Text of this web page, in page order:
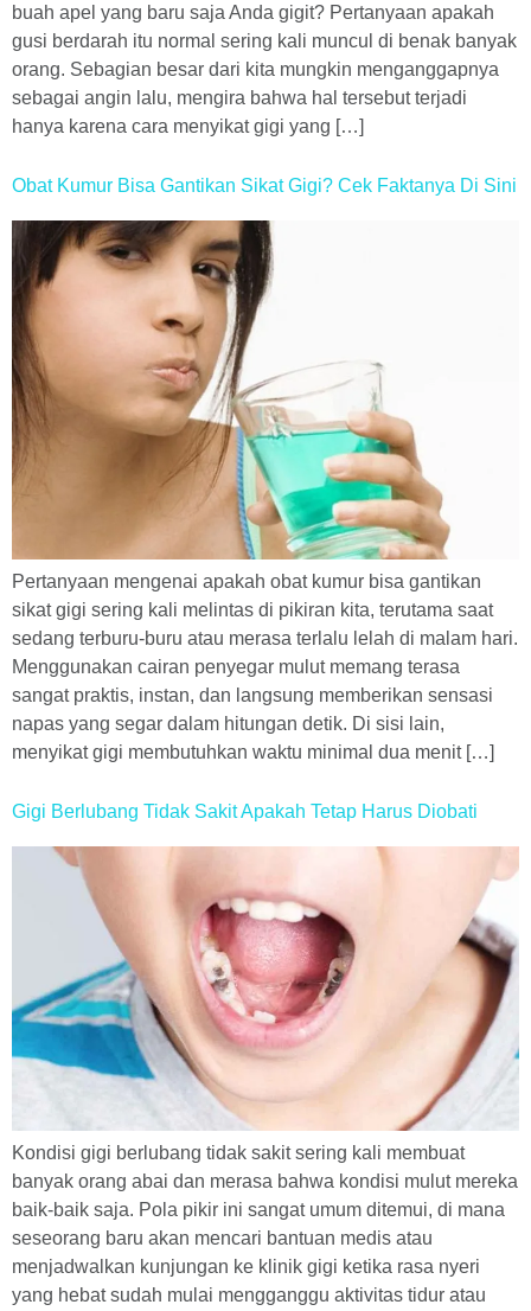
buah apel yang baru saja Anda gigit? Pertanyaan apakah
gusi berdarah itu normal sering kali muncul di benak banyak
orang. Sebagian besar dari kita mungkin menganggapnya
sebagai angin lalu, mengira bahwa hal tersebut terjadi
hanya karena cara menyikat gigi yang […]
Obat Kumur Bisa Gantikan Sikat Gigi? Cek Faktanya Di Sini
Pertanyaan mengenai apakah obat kumur bisa gantikan
sikat gigi sering kali melintas di pikiran kita, terutama saat
sedang terburu-buru atau merasa terlalu lelah di malam hari.
Menggunakan cairan penyegar mulut memang terasa
sangat praktis, instan, dan langsung memberikan sensasi
napas yang segar dalam hitungan detik. Di sisi lain,
menyikat gigi membutuhkan waktu minimal dua menit […]
Gigi Berlubang Tidak Sakit Apakah Tetap Harus Diobati
Kondisi gigi berlubang tidak sakit sering kali membuat
banyak orang abai dan merasa bahwa kondisi mulut mereka
baik-baik saja. Pola pikir ini sangat umum ditemui, di mana
seseorang baru akan mencari bantuan medis atau
menjadwalkan kunjungan ke klinik gigi ketika rasa nyeri
yang hebat sudah mulai mengganggu aktivitas tidur atau